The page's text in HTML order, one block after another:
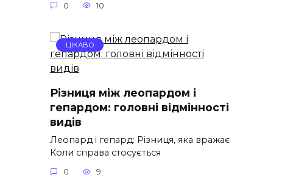
0 10
ЦІКАВО
Різниця між леопардом і
гепардом: головні відмінності
видів
Леопард і гепард: Різниця, яка вражає
Коли справа стосується
0 9